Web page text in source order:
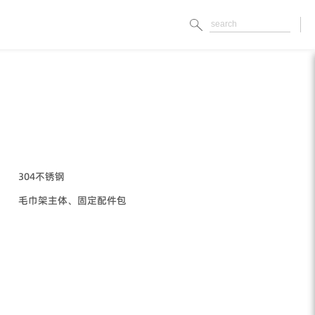
304不锈钢
毛巾架主体、固定配件包